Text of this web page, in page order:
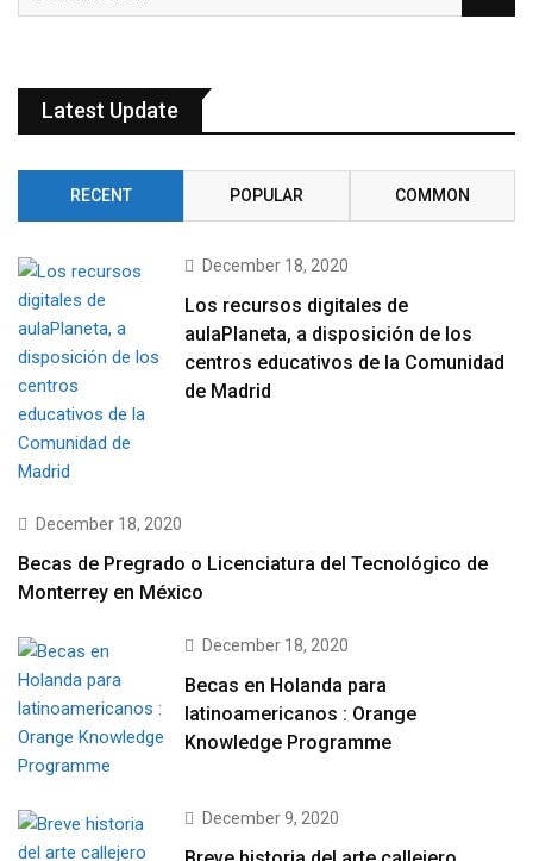
Latest Update
RECENT POPULAR COMMON
December 18, 2020
Los recursos digitales de
aulaPlaneta, a disposición de los
centros educativos de la Comunidad
de Madrid
December 18, 2020
Becas de Pregrado o Licenciatura del Tecnológico de
Monterrey en México
December 18, 2020
Becas en Holanda para
latinoamericanos : Orange
Knowledge Programme
December 9, 2020